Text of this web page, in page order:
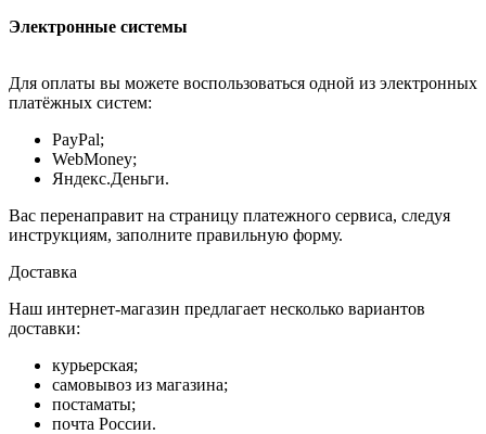
Электронные системы
Для оплаты вы можете воспользоваться одной из электронных
платёжных систем:
PayPal;
WebMoney;
Яндекс.Деньги.
Вас перенаправит на страницу платежного сервиса, следуя
инструкциям, заполните правильную форму.
Доставка
Наш интернет-магазин предлагает несколько вариантов
доставки:
курьерская;
самовывоз из магазина;
постаматы;
почта России.